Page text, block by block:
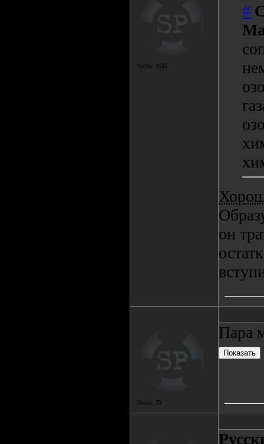
Посты: 3125
#
он
Посты: 75
Пара